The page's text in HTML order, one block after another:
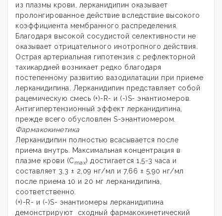
из плазмы крови, лерканидипин оказывает
пролонгированное действие вследствие высокого
коэффициента мембранного распределения.
Благодаря высокой сосудистой селективности не
оказывает отрицательного инотропного действия.
Острая артериальная гипотензия с рефлекторной
тахикардией возникает редко благодаря
постепенному развитию вазодилатации при приеме
лерканидипина. Лерканидипин представляет собой
рацемическую смесь (+)-R- и (-)S- энантиомеров.
Антигипертензионный эффект лерканидипина,
прежде всего обусловлен S-энантиомером.
Фармакокинетика
Лерканидипин полностью всасывается после
приема внутрь. Максимальная концентрация в
плазме крови (Сmax) достигается 1,5-3 часа и
составляет 3,3 ± 2,09 нг/мл и 7,66 ± 5,90 нг/мл
после приема 10 и 20 мг лерканидипина,
соответственно.
(+)-R- и (-)S- энантиомеры лерканидипина
демонстрируют сходный фармакокинетический